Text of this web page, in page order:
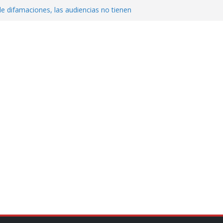
difamaciones, las audiencias no tienen